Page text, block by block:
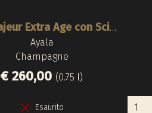
Brut Majeur Extra Age con Sciabola
Ayala
Champagne
€ 260,00 (0.75 l)
Esaurito